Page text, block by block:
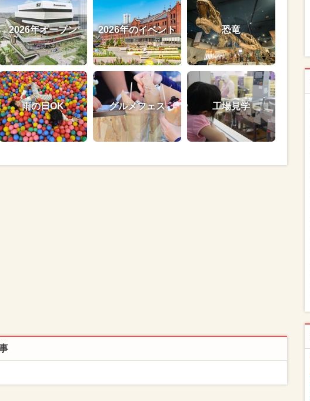
2026年オープン 2026年のイベント 恐竜
雨の日OK グルメフェス 工場見学